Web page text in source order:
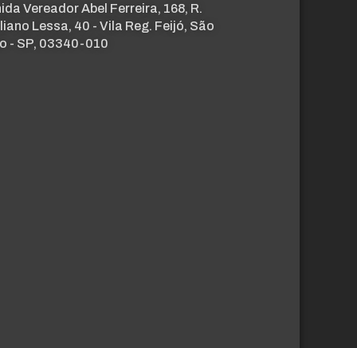
Vereador Abel Ferreira, 168, R.
Lessa, 40 - Vila Reg. Feijó, São
- SP, 03340-010